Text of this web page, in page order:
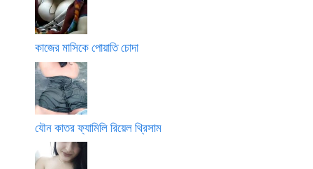
কাজের মাসিকে পোয়াতি চোদা
যৌন কাতর ফ্যামিলি রিয়েল থ্রিসাম